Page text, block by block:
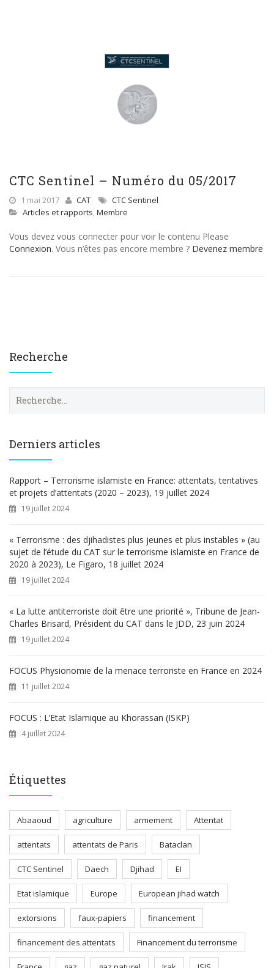
CTC Sentinel – Numéro du 05/2017
1 mai 2017 CAT
CTC Sentinel
Articles et rapports, Membre
Vous devez vous connecter pour voir le contenu Please
Connexion. Vous n’êtes pas encore membre ? Devenez membre
Recherche
e
h
e
r
Derniers articles
Rapport – Terrorisme islamiste en France: attentats, tentatives
et projets d’attentats (2020 – 2023), 19 juillet 2024
19 juillet 2024
« Terrorisme : des djihadistes plus jeunes et plus instables » (au
sujet de l’étude du CAT sur le terrorisme islamiste en France de
2020 à 2023), Le Figaro, 18 juillet 2024
19 juillet 2024
« La lutte antiterroriste doit être une priorité », Tribune de Jean-
Charles Brisard, Président du CAT dans le JDD, 23 juin 2024
19 juillet 2024
FOCUS Physionomie de la menace terroriste en France en 2024
11 juillet 2024
FOCUS : L’Etat Islamique au Khorassan (ISKP)
4 juillet 2024
Étiquettes
Abaaoud agriculture armement Attentat
attentats attentats de Paris Bataclan
CTC Sentinel Daech Djihad EI
Etat islamique Europe European jihad watch
extorsions faux-papiers financement
financement des attentats Financement du terrorisme